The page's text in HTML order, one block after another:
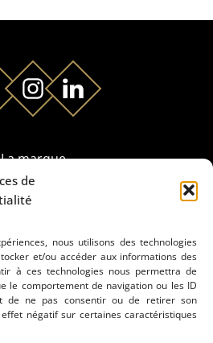
de
nous utilisons des technologies
et/ou accéder aux informations des
à ces technologies nous permettra de
le comportement de navigation ou les ID
de ne pas consentir ou de retirer son
négatif sur certaines caractéristiques
La marque
de montage
Conseils